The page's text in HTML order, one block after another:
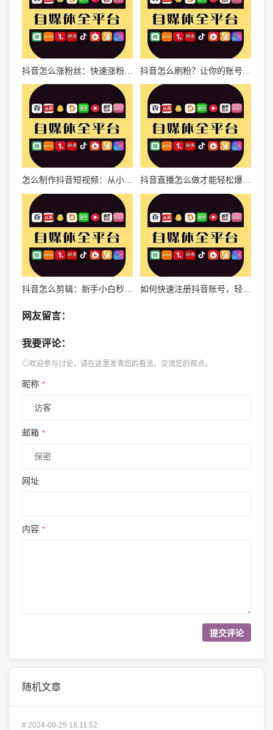
抖音怎么涨粉丝：快速涨粉的独家秘籍揭秘
怎么制作抖音短视频：从小白到爆款视频创作者的全攻略 抖音直播怎么做才能轻松爆火？秘诀全解析！
抖音怎么剪辑：新手小白秒变视频剪辑达人指南 如何快速注册抖音账号，轻松开启短视频创作之旅
网友留言：
我要评论：
◎欢迎参与讨论，请在这里发表您的看法、交流您的观点。
昵称 *
邮箱 *
网址
内容 *
随机文章
# 2024-09-25 18:11:52